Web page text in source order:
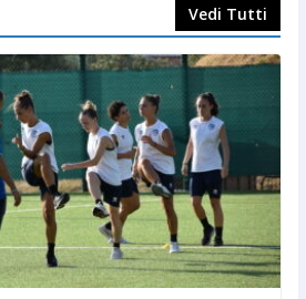
Vedi Tutti